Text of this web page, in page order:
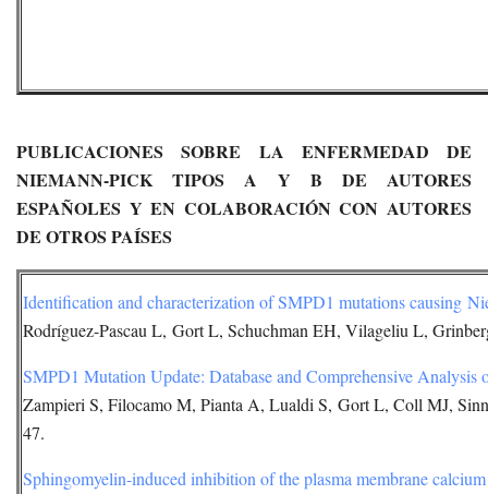
PUBLICACIONES SOBRE LA ENFERMEDAD DE
NIEMANN-PICK TIPOS A Y B DE AUTORES
ESPAÑOLES Y EN COLABORACIÓN CON AUTORES
DE OTROS PAÍSES
Identification and characterization of SMPD1 mutations causing
Rodríguez-Pascau L, Gort L, Schuchman EH, Vilageliu L,
SMPD1 Mutation Update: Database and Comprehensive Analysis
Zampieri S, Filocamo M, Pianta A, Lualdi S, Gort L, Coll MJ,
47.
Sphingomyelin-induced inhibition of the plasma membrane